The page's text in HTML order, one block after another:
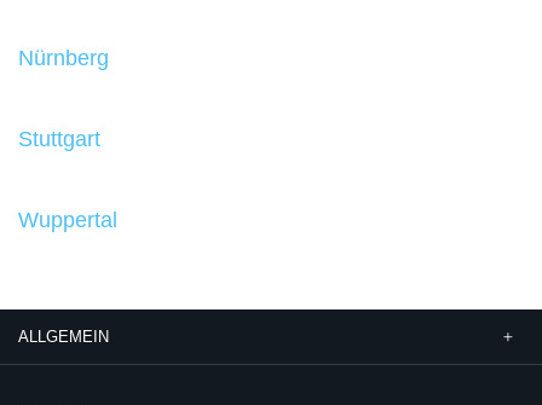
Nürnberg
Stuttgart
Wuppertal
ALLGEMEIN